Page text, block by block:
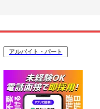
アルバイト・パート